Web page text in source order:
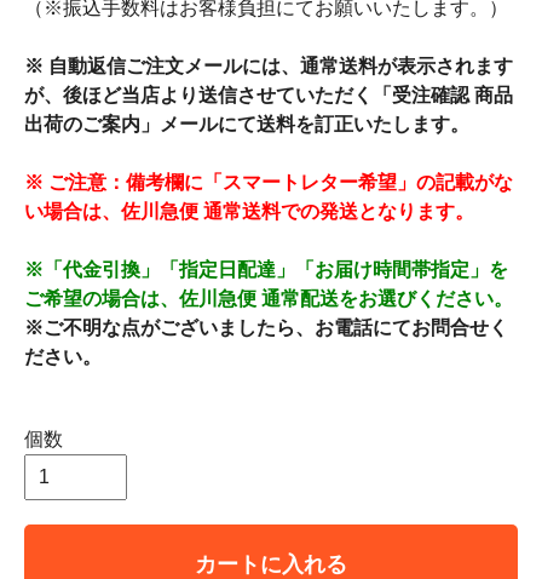
（※振込手数料はお客様負担にてお願いいたします。）
※ 自動返信ご注文メールには、通常送料が表示されます
が、後ほど当店より送信させていただく「受注確認 商品
出荷のご案内」メールにて送料を訂正いたします。
※ ご注意：備考欄に「スマートレター希望」の記載がな
い場合は、佐川急便 通常送料での発送となります。
※「代金引換」「指定日配達」「お届け時間帯指定」を
ご希望の場合は、佐川急便 通常配送をお選びください。
※ご不明な点がございましたら、お電話にてお問合せく
ださい。
個数
カートに入れる